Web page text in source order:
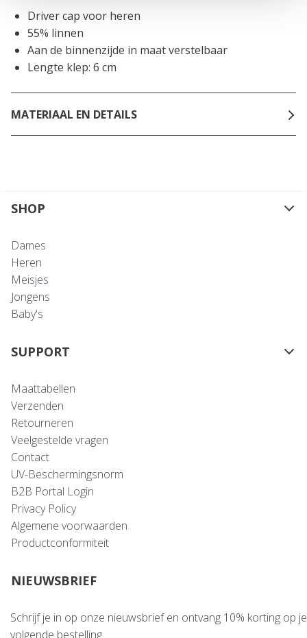
Driver cap voor heren
55% linnen
Aan de binnenzijde in maat verstelbaar
Lengte klep: 6 cm
MATERIAAL EN DETAILS
SHOP
Dames
Heren
Meisjes
Jongens
Baby's
SUPPORT
Maattabellen
Verzenden
Retourneren
Veelgestelde vragen
Contact
UV-Beschermingsnorm
B2B Portal Login
Privacy Policy
Algemene voorwaarden
Productconformiteit
NIEUWSBRIEF
Schrijf je in op onze nieuwsbrief en ontvang 10% korting op je
volgende bestelling